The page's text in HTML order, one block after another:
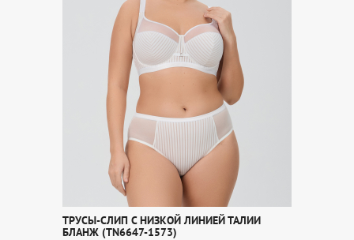
ТРУСЫ-СЛИП С НИЗКОЙ ЛИНИЕЙ ТАЛИИ
БЛАНЖ (TN6647-1573)